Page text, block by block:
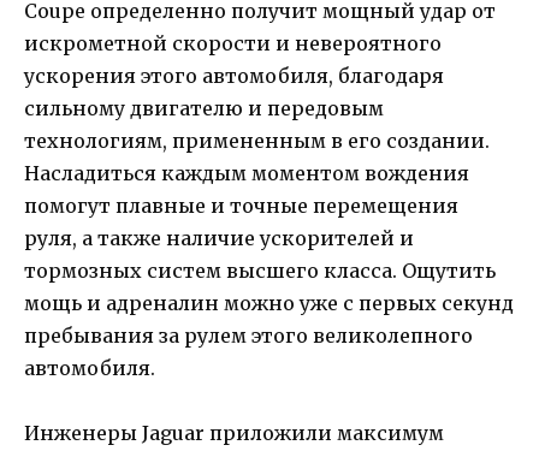
Coupe определенно получит мощный удар от
искрометной скорости и невероятного
ускорения этого автомобиля, благодаря
сильному двигателю и передовым
технологиям, примененным в его создании.
Насладиться каждым моментом вождения
помогут плавные и точные перемещения
руля, а также наличие ускорителей и
тормозных систем высшего класса. Ощутить
мощь и адреналин можно уже с первых секунд
пребывания за рулем этого великолепного
автомобиля.
Инженеры Jaguar приложили максимум